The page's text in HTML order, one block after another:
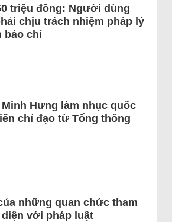
triệu đồng: Người dùng
chịu trách nhiệm pháp lý
báo chí
Hưng làm nhục quốc
chỉ đạo từ Tổng thống
những quan chức tham
với pháp luật